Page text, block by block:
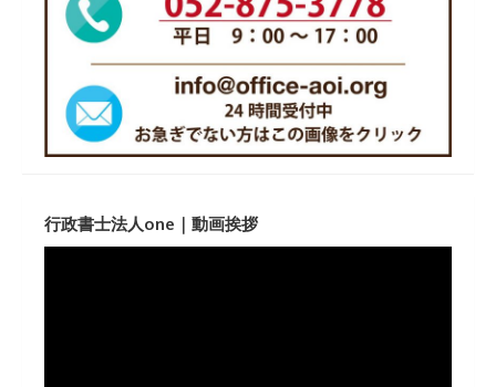
行政書士法人one｜動画挨拶